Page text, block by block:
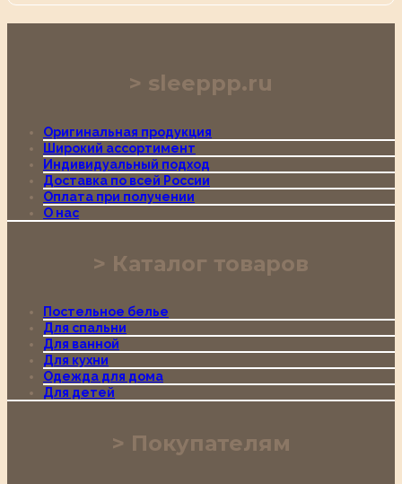
sleeppp.ru
Оригинальная продукция
Широкий ассортимент
Индивидуальный подход
Доставка по всей России
Оплата при получении
О нас
Каталог товаров
Постельное белье
Для спальни
Для ванной
Для кухни
Одежда для дома
Для детей
Покупателям